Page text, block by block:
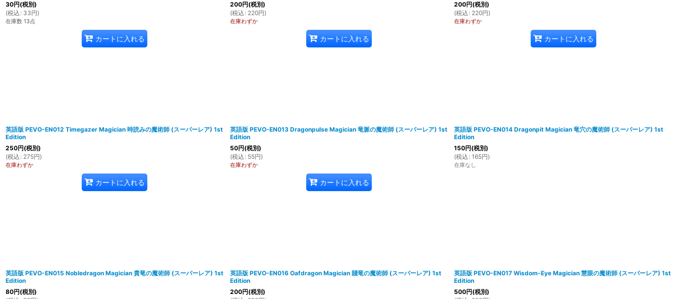
30円(税別)
(税込 : 33円)
在庫数 13点
カートに入れる
200円(税別)
(税込 : 220円)
在庫わずか
カートに入れる
200円(税別)
(税込 : 220円)
在庫わずか
カートに入れる
英語版 PEVO-EN012 Timegazer Magician 時読みの魔術師 (スーパーレア) 1st
Edition
250円(税別)
(税込 : 275円)
在庫わずか
カートに入れる
英語版 PEVO-EN013 Dragonpulse Magician 竜脈の魔術師 (スーパーレア) 1st
Edition
50円(税別)
(税込 : 55円)
在庫わずか
カートに入れる
英語版 PEVO-EN014 Dragonpit Magician 竜穴の魔術師 (スーパーレア) 1st
Edition
150円(税別)
(税込 : 165円)
在庫なし
英語版 PEVO-EN015 Nobledragon Magician 貴竜の魔術師 (スーパーレア) 1st
Edition
80円(税別)
英語版 PEVO-EN016 Oafdragon Magician 賤竜の魔術師 (スーパーレア) 1st
Edition
200円(税別)
英語版 PEVO-EN017 Wisdom-Eye Magician 慧眼の魔術師 (スーパーレア) 1st
Edition
500円(税別)